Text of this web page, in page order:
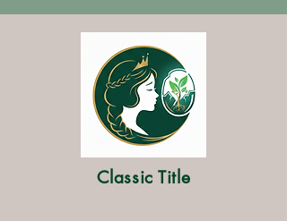
Classic Title